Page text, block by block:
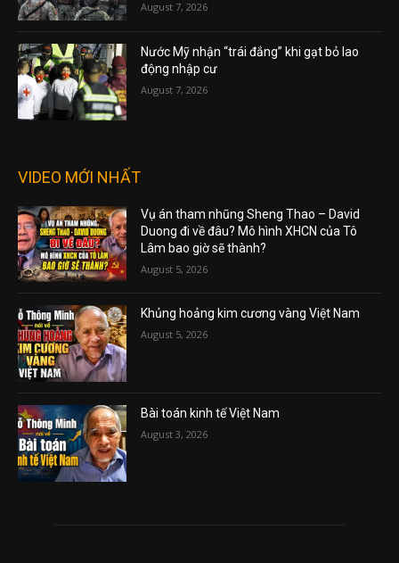
August 7, 2026
Nước Mỹ nhận “trái đắng” khi gạt bỏ lao
động nhập cư
August 7, 2026
VIDEO MỚI NHẤT
Vụ án tham nhũng Sheng Thao – David
Duong đi về đâu? Mô hình XHCN của Tô
Lâm bao giờ sẽ thành?
August 5, 2026
Khủng hoảng kim cương vàng Việt Nam
August 5, 2026
Bài toán kinh tế Việt Nam
August 3, 2026